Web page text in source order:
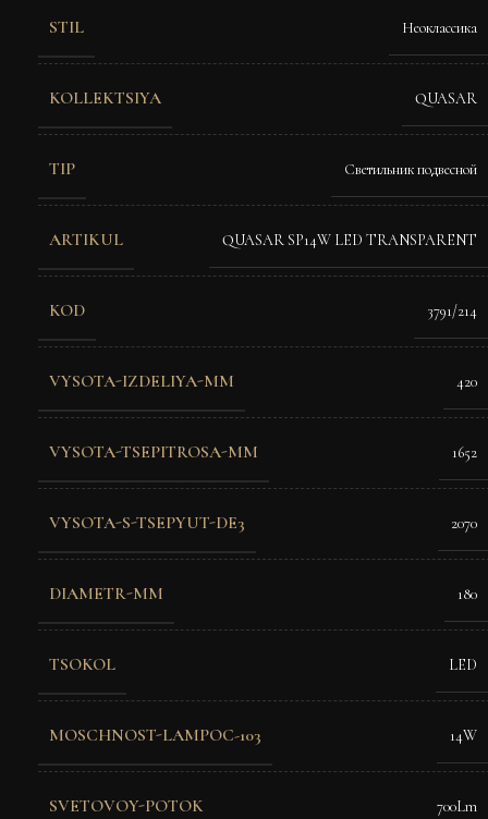
STIL Неоклассика
KOLLEKTSIYA QUASAR
TIP Светильник подвесной
ARTIKUL QUASAR SP14W LED TRANSPARENT
KOD 3791/214
VYSOTA-IZDELIYA-MM 420
VYSOTA-TSEPITROSA-MM 1652
VYSOTA-S-TSEPYUT-DE3 2070
DIAMETR-MM 180
TSOKOL LED
MOSCHNOST-LAMPOC-103 14W
SVETOVOY-POTOK 700Lm